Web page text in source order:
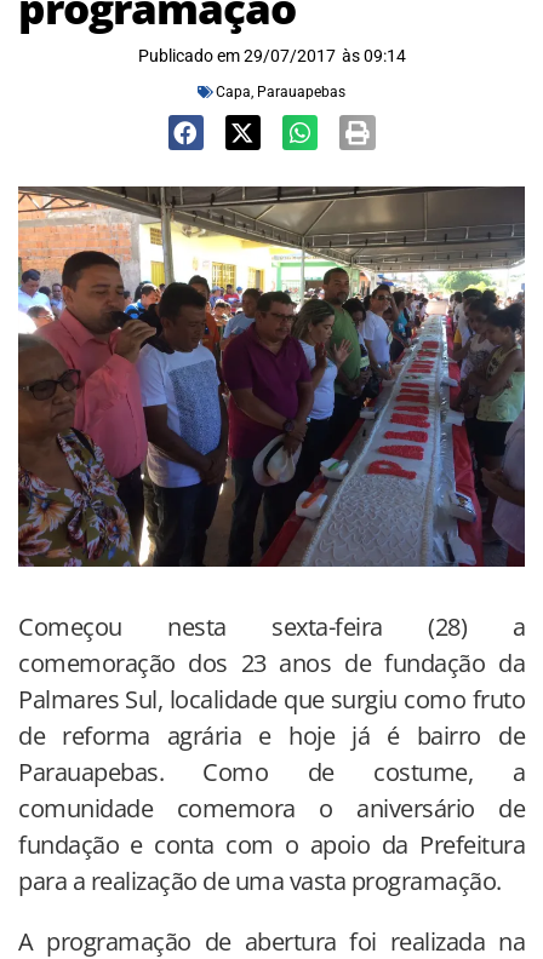
Publicado em 29/07/2017 às 09:14
Capa, Parauapebas
Começou nesta sexta-feira (28) a
comemoração dos 23 anos de fundação da
Palmares Sul, localidade que surgiu como fruto
de reforma agrária e hoje já é bairro de
Parauapebas. Como de costume, a
comunidade comemora o aniversário de
fundação e conta com o apoio da Prefeitura
para a realização de uma vasta programação.
A programação de abertura foi realizada na